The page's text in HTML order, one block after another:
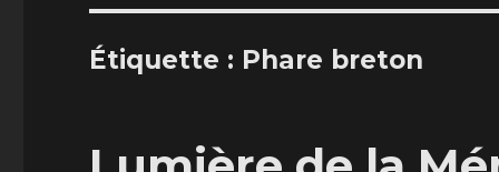
Étiquette : Phare breton